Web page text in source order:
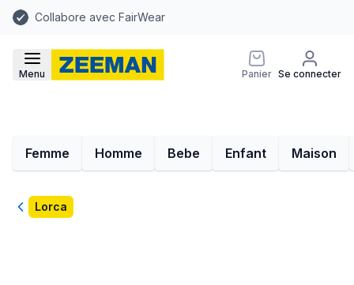
Collabore avec FairWear
Menu Panier Se connecter
Femme Homme Bebe Enfant Maison
Retour
Lorca